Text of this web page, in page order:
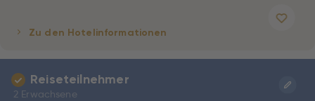
Zu den Hotelinformationen
Reiseteilnehmer
2 Erwachsene